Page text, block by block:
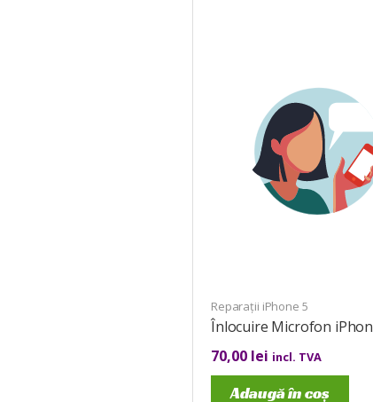
Reparații iPhone 5
Înlocuire Microfon
70,00 lei incl. TVA
Adaugă în coș